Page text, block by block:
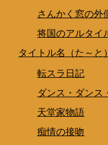
さんかく窓の外
将国のアルタイ
タイトル名（た～と
転スラ日記
ダンス・ダンス
天堂家物語
痴情の接吻